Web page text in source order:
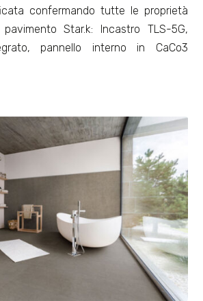
confermando tutte le proprietà
Star.k: Incastro TLS-5G,
pannello interno in CaCo3